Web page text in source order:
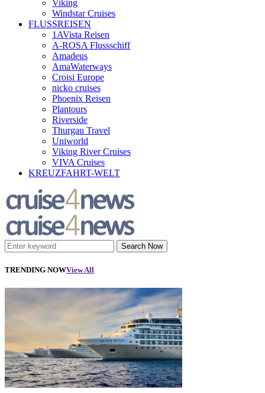
Viking
Windstar Cruises
FLUSSREISEN
1AVista Reisen
A‑ROSA Flussschiff
Amadeus
AmaWaterways
Croisi Europe
nicko cruises
Phoenix Reisen
Plantours
Riverside
Thurgau Travel
Uniworld
Viking River Cruises
VIVA Cruises
KREUZFAHRT-WELT
Search Now
TRENDING NOWView All